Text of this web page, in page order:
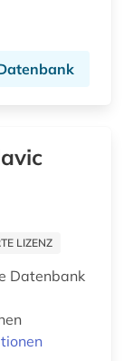
LIZENZ
Datenbank